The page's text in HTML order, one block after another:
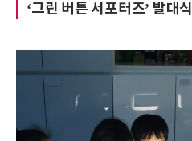
‘그린 버튼 서포터즈’ 발대식